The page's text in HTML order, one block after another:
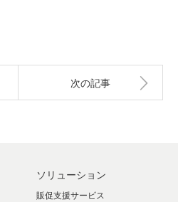
次の記事
ソリューション
販促支援サービス